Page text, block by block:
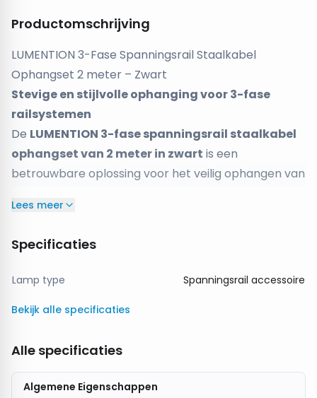
Productomschrijving
LUMENTION 3-Fase Spanningsrail Staalkabel
Ophangset 2 meter – Zwart
Stevige en stijlvolle ophanging voor 3-fase
railsystemen
De LUMENTION 3-fase spanningsrail staalkabel
ophangset van 2 meter in zwart is een
betrouwbare oplossing voor het veilig ophangen van
maakt het mogelijk om spanningsrails op de
met hogere plafonds of open plafonds.
De set is voorzien van
sterke staalkabels van 2
het positioneren van je railsysteem. Dankzij de
bij zwarte rails en moderne of industriële interieurs.
Deze ophangset is geschikt voor toepassingen in
winkels, showrooms, kantoren, werkplaatsen en
Lees meer
Specificaties
Lamp type Spanningsrail accessoire
Bekijk alle specificaties
Alle specificaties
Algemene Eigenschappen